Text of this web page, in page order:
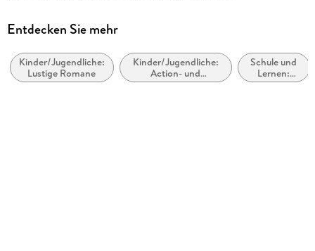
Reihe
Autor/Autorin
Jeff Kinney
Entdecken Sie mehr
Kinder/Jugendliche:
Lustige Romane
Kinder/Jugendliche:
Action- und
Abenteuergeschichten
Schule und
Lernen:
Erstsprache: